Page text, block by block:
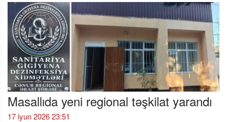
Masallıda yeni regional təşkilat yarandı
17 iyun 2026 23:51